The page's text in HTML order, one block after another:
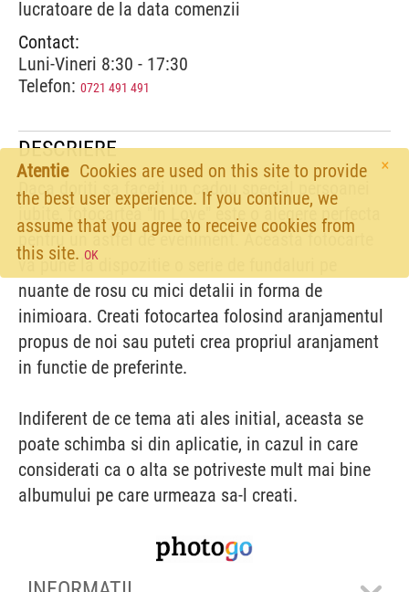
×
Atentie Cookies are used on this site to provide
the best user experience. If you continue, we
assume that you agree to receive cookies from
this site. OK
lucratoare de la data comenzii
Contact:
Luni-Vineri 8:30 - 17:30
Telefon: 0721 491 491
DESCRIERE
Daca doriti sa faceti un cadou special persoanei
iubite, fotocartea "In Love" este o alegere perfecta
pentru un astfel de eveniment. Aceasta fotocarte
va pune la dispozitie o serie de fundaluri pe
nuante de rosu cu mici detalii in forma de
inimioara. Creati fotocartea folosind aranjamentul
propus de noi sau puteti crea propriul aranjament
in functie de preferinte.
Indiferent de ce tema ati ales initial, aceasta se
poate schimba si din aplicatie, in cazul in care
considerati ca o alta se potriveste mult mai bine
albumului pe care urmeaza sa-l creati.